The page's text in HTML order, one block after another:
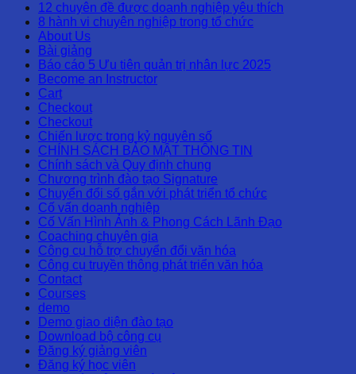
12 chuyên đề được doanh nghiệp yêu thích
8 hành vi chuyên nghiệp trong tổ chức
About Us
Bài giảng
Báo cáo 5 Ưu tiên quản trị nhân lực 2025
Become an Instructor
Cart
Checkout
Checkout
Chiến lược trong kỷ nguyên số
CHÍNH SÁCH BẢO MẬT THÔNG TIN
Chính sách và Quy định chung
Chương trình đào tạo Signature
Chuyển đổi số gắn với phát triển tổ chức
Cố vấn doanh nghiệp
Cố Vấn Hình Ảnh & Phong Cách Lãnh Đạo
Coaching chuyên gia
Công cụ hỗ trợ chuyển đổi văn hóa
Công cụ truyền thông phát triển văn hóa
Contact
Courses
demo
Demo giao diện đào tạo
Download bộ công cụ
Đăng ký giảng viên
Đăng ký học viên